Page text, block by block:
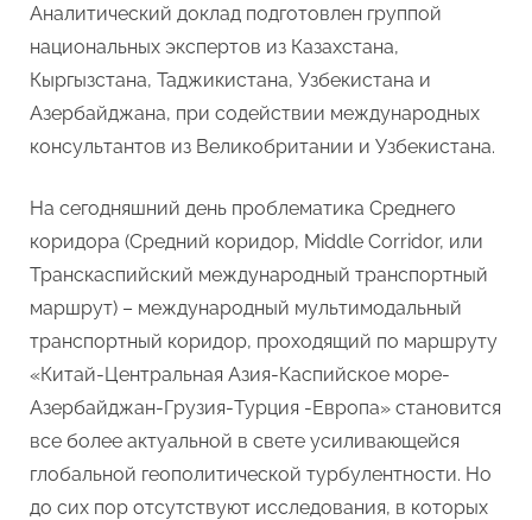
Аналитический доклад подготовлен группой
национальных экспертов из Казахстана,
Кыргызстана, Таджикистана, Узбекистана и
Азербайджана, при содействии международных
консультантов из Великобритании и Узбекистана.
На сегодняшний день проблематика Среднего
коридора (Средний коридор, Middle Corridor, или
Транскаспийский международный транспортный
маршрут) – международный мультимодальный
транспортный коридор, проходящий по маршруту
«Китай-Центральная Азия-Каспийское море-
Азербайджан-Грузия-Турция -Европа» становится
все более актуальной в свете усиливающейся
глобальной геополитической турбулентности. Но
до сих пор отсутствуют исследования, в которых